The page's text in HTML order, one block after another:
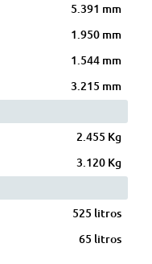
5.391 mm
1.950 mm
1.544 mm
3.215 mm
2.455 Kg
3.120 Kg
525 litros
65 litros